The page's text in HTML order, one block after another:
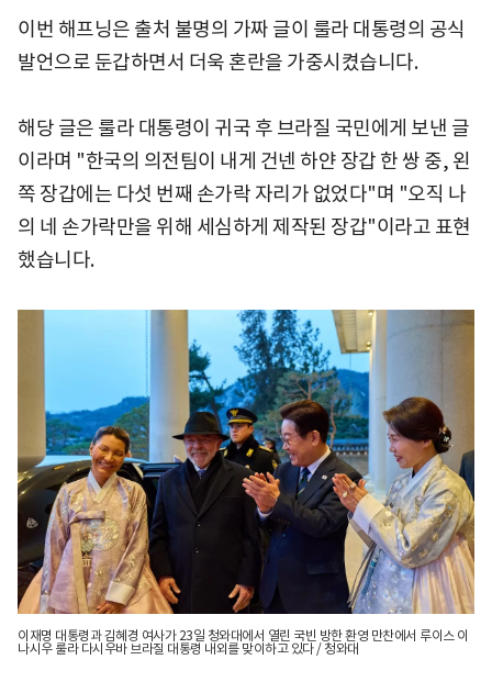
이번 해프닝은 출처 불명의 가짜 글이 룰라 대통령의 공식
발언으로 둔갑하면서 더욱 혼란을 가중시켰습니다.
해당 글은 룰라 대통령이 귀국 후 브라질 국민에게 보낸 글
이라며 "한국의 의전팀이 내게 건넨 하얀 장갑 한 쌍 중, 왼
쪽 장갑에는 다섯 번째 손가락 자리가 없었다"며 "오직 나
의 네 손가락만을 위해 세심하게 제작된 장갑"이라고 표현
했습니다.
이재명 대통령과 김혜경 여사가 23일 청와대에서 열린 국빈 방한 환영 만찬에서 루이스 이
나시우 룰라 다시우바 브라질 대통령 내외를 맞이하고 있다 / 청와대